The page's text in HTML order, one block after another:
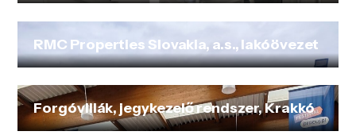
RMC Properties Slovakia, a.s., lakóövezet
Forgóvillák, jegykezelő rendszer, Krakkó